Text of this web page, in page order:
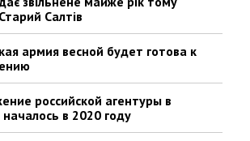
Салтів
армия весной будет готова к
российской агентуры в
в 2020 году